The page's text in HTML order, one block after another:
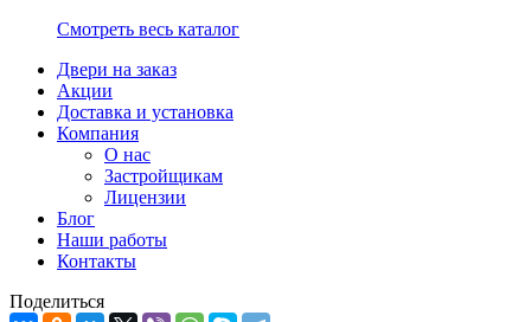
Смотреть весь каталог
Двери на заказ
Акции
Доставка и установка
Компания
О нас
Застройщикам
Лицензии
Блог
Наши работы
Контакты
Поделиться